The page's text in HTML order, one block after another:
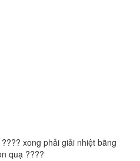
xong phải giải nhiệt bằng
quạ ????